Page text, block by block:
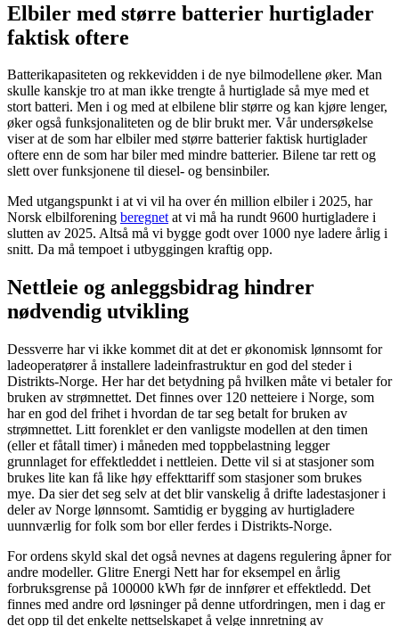
Elbiler med større batterier hurtiglader
faktisk oftere
Batterikapasiteten og rekkevidden i de nye bilmodellene øker. Man
skulle kanskje tro at man ikke trengte å hurtiglade så mye med et
stort batteri. Men i og med at elbilene blir større og kan kjøre lenger,
øker også funksjonaliteten og de blir brukt mer. Vår undersøkelse
viser at de som har elbiler med større batterier faktisk hurtiglader
oftere enn de som har biler med mindre batterier. Bilene tar rett og
slett over funksjonene til diesel- og bensinbiler.
Med utgangspunkt i at vi vil ha over én million elbiler i 2025, har
Norsk elbilforening beregnetat vi må ha rundt 9600 hurtigladere i
slutten av 2025. Altså må vi bygge godt over 1000 nye ladere årlig i
snitt. Da må tempoet i utbyggingen kraftig opp.
Nettleie og anleggsbidrag hindrer
nødvendig utvikling
Dessverre har vi ikke kommet dit at det er økonomisk lønnsomt for
ladeoperatører å installere ladeinfrastruktur en god del steder i
Distrikts-Norge. Her har det betydning på hvilken måte vi betaler for
bruken av strømnettet. Det finnes over 120 netteiere i Norge, som
har en god del frihet i hvordan de tar seg betalt for bruken av
strømnettet. Litt forenklet er den vanligste modellen at den timen
(eller et fåtall timer) i måneden med toppbelastning legger
grunnlaget for effektleddet i nettleien. Dette vil si at stasjoner som
brukes lite kan få like høy effekttariff som stasjoner som brukes
mye. Da sier det seg selv at det blir vanskelig å drifte ladestasjoner i
deler av Norge lønnsomt. Samtidig er bygging av hurtigladere
uunnværlig for folk som bor eller ferdes i Distrikts-Norge.
For ordens skyld skal det også nevnes at dagens regulering åpner for
andre modeller. Glitre Energi Nett har for eksempel en årlig
forbruksgrense på 100000 kWh før de innfører et effektledd. Det
finnes med andre ord løsninger på denne utfordringen, men i dag er
det opp til det enkelte nettselskapet å velge innretning av